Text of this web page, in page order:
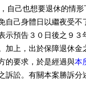
自己也想要退休的情
自己身體日以繼夜受不
示預告３０日後之９３
加上，出於保障退休
的要求，於是經過與本
訴訟。有關本案勝訴分